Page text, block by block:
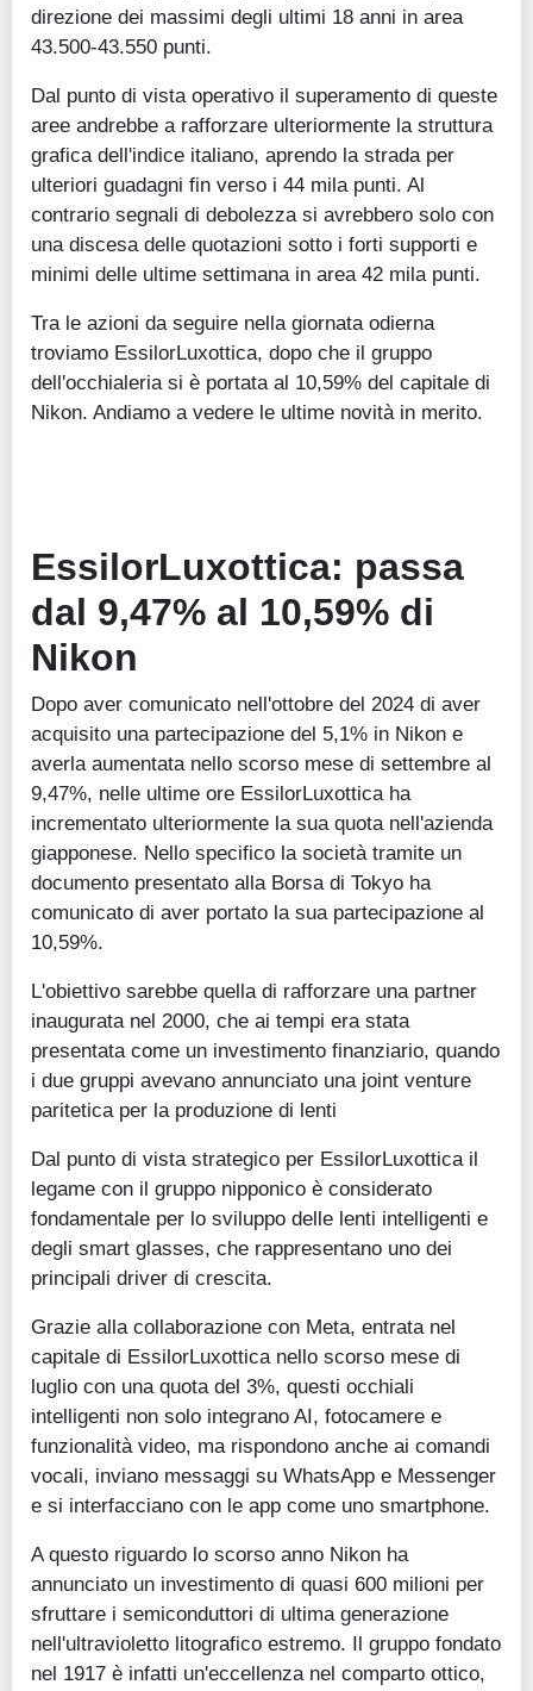
direzione dei massimi degli ultimi 18 anni in area
43.500-43.550 punti.
Dal punto di vista operativo il superamento di queste
aree andrebbe a rafforzare ulteriormente la struttura
grafica dell'indice italiano, aprendo la strada per
ulteriori guadagni fin verso i 44 mila punti. Al
contrario segnali di debolezza si avrebbero solo con
una discesa delle quotazioni sotto i forti supporti e
minimi delle ultime settimana in area 42 mila punti.
Tra le azioni da seguire nella giornata odierna
troviamo EssilorLuxottica, dopo che il gruppo
dell'occhialeria si è portata al 10,59% del capitale di
Nikon. Andiamo a vedere le ultime novità in merito.
EssilorLuxottica: passa
dal 9,47% al 10,59% di
Nikon
Dopo aver comunicato nell'ottobre del 2024 di aver
acquisito una partecipazione del 5,1% in Nikon e
averla aumentata nello scorso mese di settembre al
9,47%, nelle ultime ore EssilorLuxottica ha
incrementato ulteriormente la sua quota nell'azienda
giapponese. Nello specifico la società tramite un
documento presentato alla Borsa di Tokyo ha
comunicato di aver portato la sua partecipazione al
10,59%.
L'obiettivo sarebbe quella di rafforzare una partner
inaugurata nel 2000, che ai tempi era stata
presentata come un investimento finanziario, quando
i due gruppi avevano annunciato una joint venture
paritetica per la produzione di lenti
Dal punto di vista strategico per EssilorLuxottica il
legame con il gruppo nipponico è considerato
fondamentale per lo sviluppo delle lenti intelligenti e
degli smart glasses, che rappresentano uno dei
principali driver di crescita.
Grazie alla collaborazione con Meta, entrata nel
capitale di EssilorLuxottica nello scorso mese di
luglio con una quota del 3%, questi occhiali
intelligenti non solo integrano AI, fotocamere e
funzionalità video, ma rispondono anche ai comandi
vocali, inviano messaggi su WhatsApp e Messenger
e si interfacciano con le app come uno smartphone.
A questo riguardo lo scorso anno Nikon ha
annunciato un investimento di quasi 600 milioni per
sfruttare i semiconduttori di ultima generazione
nell'ultravioletto litografico estremo. Il gruppo fondato
nel 1917 è infatti un'eccellenza nel comparto ottico,